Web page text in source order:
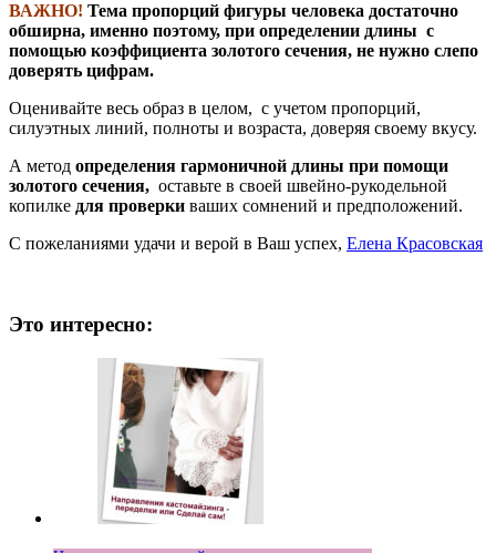
ВАЖНО! Тема пропорций фигуры человека достаточно
обширна, именно поэтому, при определении длины с
помощью коэффициента золотого сечения, не нужно слепо
доверять цифрам.
Оценивайте весь образ в целом, с учетом пропорций,
силуэтных линий, полноты и возраста, доверяя своему вкусу.
А метод определения гармоничной длины при помощи
золотого сечения, оставьте в своей швейно-рукодельной
копилке для проверки ваших сомнений и предположений.
С пожеланиями удачи и верой в Ваш успех, Елена Красовская
Это интересно: